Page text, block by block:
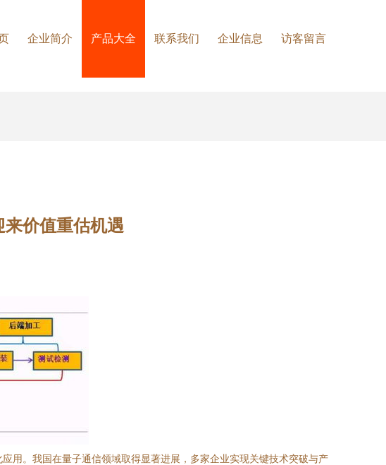
企业简介 产品大全 联系我们 企业信息 访客留言
价值重估机遇
用。我国在量子通信领域取得显著进展，多家企业实现关键技术突破与产